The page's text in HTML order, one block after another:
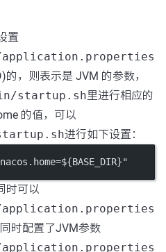
置
application.properties
，则表示是 JVM 的参数，
startup.sh里进行相应的
的值，可以
进行如下设置：
时可以
application.properties
时配置了JVM参数
application.properties